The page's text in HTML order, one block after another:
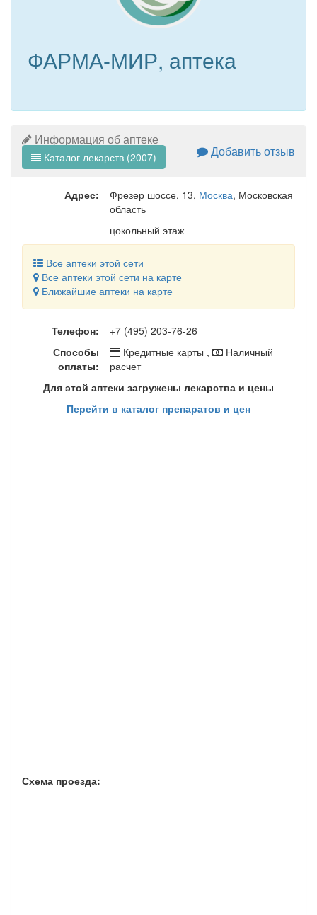
ФАРМА-МИР, аптека
Информация об аптеке
Каталог лекарств (2007) Добавить отзыв
Адрес: Фрезер шоссе, 13, Москва, Московская
область
цокольный этаж
Все аптеки этой сети
Все аптеки этой сети на карте
Ближайшие аптеки на карте
Телефон:
+7 (495) 203-76-26
Способы
оплаты:
Кредитные карты ,
Наличный
расчет
Для этой аптеки загружены лекарства и цены
Перейти в каталог препаратов и цен
Схема проезда: